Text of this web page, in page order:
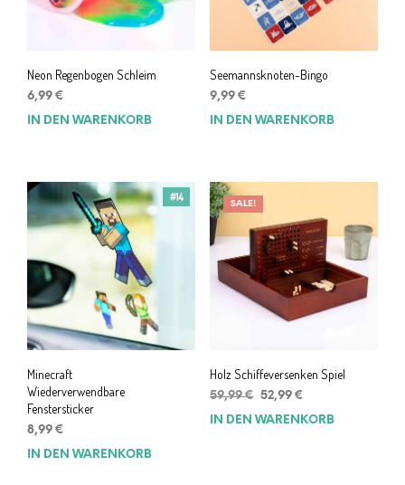
Neon Regenbogen Schleim
6,99 €
IN DEN WARENKORB
Seemannsknoten-Bingo
9,99 €
IN DEN WARENKORB
#14
Minecraft
Wiederverwendbare
Fenstersticker
8,99 €
IN DEN WARENKORB
SALE!
Holz Schiffeversenken Spiel
59,99€ Ursprünglicher
Preis
52,99 €Aktueller
Preis
IN DEN WARENKORB